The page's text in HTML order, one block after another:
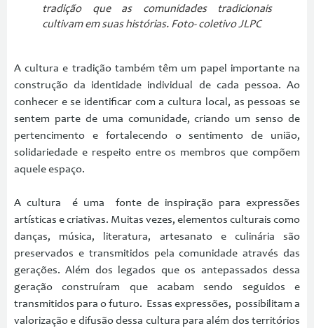
tradição que as comunidades tradicionais
cultivam em suas histórias. Foto- coletivo JLPC
A cultura e tradição também têm um papel importante na
construção da identidade individual de cada pessoa. Ao
conhecer e se identificar com a cultura local, as pessoas se
sentem parte de uma comunidade, criando um senso de
pertencimento e fortalecendo o sentimento de união,
solidariedade e respeito entre os membros que compõem
aquele espaço.
A cultura é uma fonte de inspiração para expressões
artísticas e criativas. Muitas vezes, elementos culturais como
danças, música, literatura, artesanato e culinária são
preservados e transmitidos pela comunidade através das
gerações. Além dos legados que os antepassados dessa
geração construíram que acabam sendo seguidos e
transmitidos para o futuro. Essas expressões, possibilitam a
valorização e difusão dessa cultura para além dos territórios